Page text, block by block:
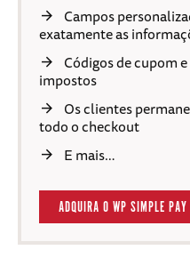
Campos
exatamente as
Códigos de cupom
impostos
Os clientes
todo o checkout
E mais…
ADQUIRA O WP SIMPLE